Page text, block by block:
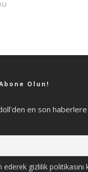
Olun!
en son haberlere
ederek gizlilik politikasını